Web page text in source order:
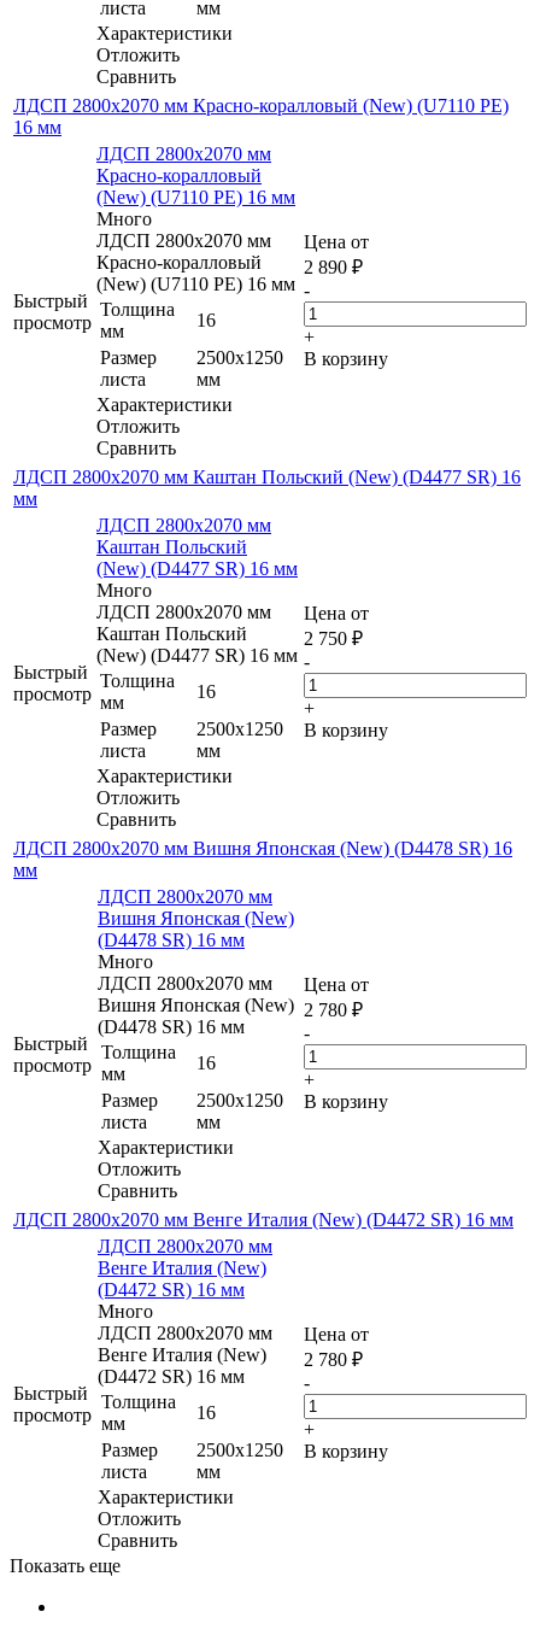
листа
мм
Характеристики
Отложить
Сравнить
ЛДСП 2800х2070 мм Красно-коралловый (New) (U7110 PE)
16 мм
Быстрый
просмотр
ЛДСП 2800х2070 мм
Красно-коралловый
(New) (U7110 PE) 16 мм
Много
ЛДСП 2800х2070 мм
Красно-коралловый
(New) (U7110 PE) 16 мм
Толщина
мм
16
Размер
листа
2500х1250
мм
Характеристики
Отложить
Сравнить
Цена от
2 890 ₽
-
+
В корзину
ЛДСП 2800х2070 мм Каштан Польский (New) (D4477 SR) 16
мм
Быстрый
просмотр
ЛДСП 2800х2070 мм
Каштан Польский
(New) (D4477 SR) 16 мм
Много
ЛДСП 2800х2070 мм
Каштан Польский
(New) (D4477 SR) 16 мм
Толщина
мм
16
Размер
листа
2500х1250
мм
Характеристики
Отложить
Сравнить
Цена от
2 750 ₽
-
+
В корзину
ЛДСП 2800х2070 мм Вишня Японская (New) (D4478 SR) 16
мм
Быстрый
просмотр
ЛДСП 2800х2070 мм
Вишня Японская (New)
(D4478 SR) 16 мм
Много
ЛДСП 2800х2070 мм
Вишня Японская (New)
(D4478 SR) 16 мм
Толщина
мм
16
Размер
листа
2500х1250
мм
Характеристики
Отложить
Сравнить
Цена от
2 780 ₽
-
+
В корзину
ЛДСП 2800х2070 мм Венге Италия (New) (D4472 SR) 16 мм
Быстрый
просмотр
ЛДСП 2800х2070 мм
Венге Италия (New)
(D4472 SR) 16 мм
Много
ЛДСП 2800х2070 мм
Венге Италия (New)
(D4472 SR) 16 мм
Толщина
мм
16
Размер
листа
2500х1250
мм
Характеристики
Отложить
Сравнить
Цена от
2 780 ₽
-
+
В корзину
Показать еще